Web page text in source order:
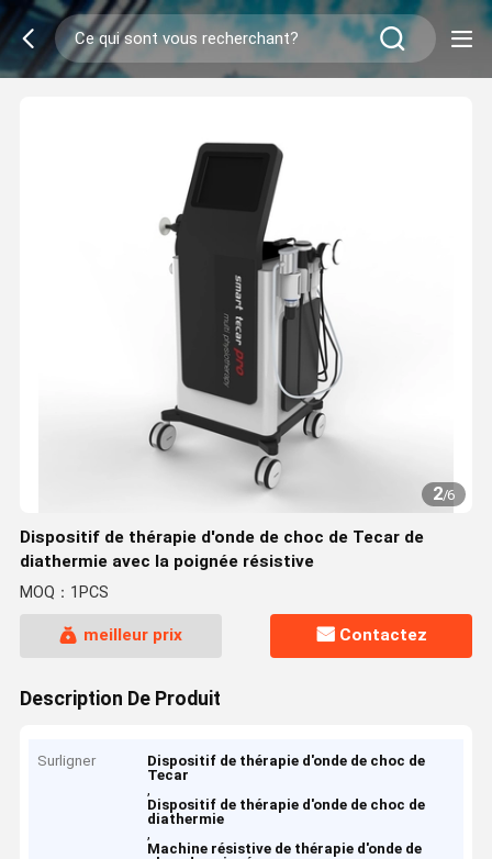
2/6
Dispositif de thérapie d'onde de choc de Tecar de
diathermie avec la poignée résistive
MOQ：1PCS
meilleur prix Contactez
Description De Produit
Surligner
Dispositif de thérapie d'onde de choc de
Tecar
,
Dispositif de thérapie d'onde de choc de
diathermie
,
Machine résistive de thérapie d'onde de